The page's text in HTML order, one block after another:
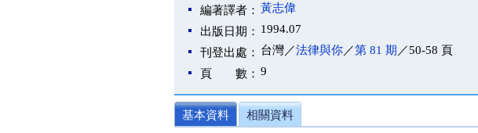
編著譯者： 黃志偉
出版日期： 1994.07
刊登出處： 台灣／法律與你／第 81 期 ／50-58 頁
頁 數： 9
基本資料 相關資料